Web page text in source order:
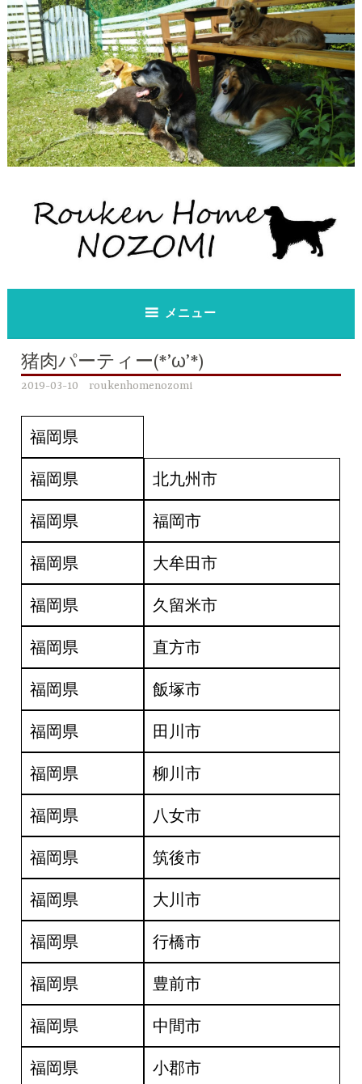
コ
ン
テ
ン
ツ
へ
ス
キ
ッ
プ
老犬ホーム のぞみ
メニュー
猪肉パーティー(*’ω’*)
2019-03-10 roukenhomenozomi
福岡県
福岡県 北九州市
福岡県 福岡市
福岡県 大牟田市
福岡県 久留米市
福岡県 直方市
福岡県 飯塚市
福岡県 田川市
福岡県 柳川市
福岡県 八女市
福岡県 筑後市
福岡県 大川市
福岡県 行橋市
福岡県 豊前市
福岡県 中間市
福岡県 小郡市